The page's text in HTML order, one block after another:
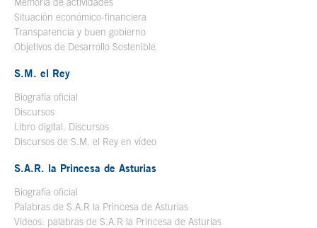
Situación económico-financiera
Transparencia y buen gobierno
Objetivos de Desarrollo Sostenible
S.M. el Rey
Biografía oficial
Discursos
Libro digital. Discursos
Discursos de S.M. el Rey en vídeo
S.A.R. la Princesa de Asturias
Biografía oficial
Palabras de S.A.R la Princesa de Asturias
Videos: palabras de S.A.R la Princesa de Asturias